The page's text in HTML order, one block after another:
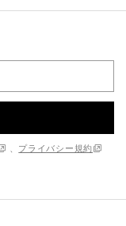
プライバシー規約